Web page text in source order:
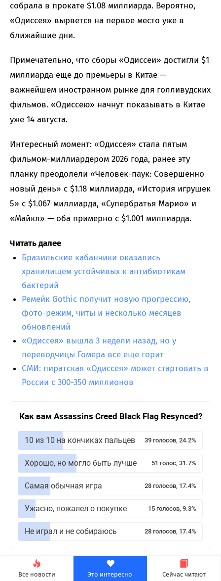
Все новости Это интересно Сейчас читают
собрала в прокате $1.08 миллиарда. Вероятно,
«Одиссея» вырвется на первое место уже в
ближайшие дни.
Примечательно, что сборы «Одиссеи» достигли $1
миллиарда еще до премьеры в Китае —
важнейшем иностранном рынке для голливудских
фильмов. «Одиссею» начнут показывать в Китае
уже 14 августа.
Интересный момент: «Одиссея» стала пятым
фильмом-миллиардером 2026 года, ранее эту
планку преодолели «Человек-паук: Совершенно
новый день» с $1.18 миллиарда, «История игрушек
5» с $1.067 миллиарда, «Супербратья Марио» и
«Майкл» — оба примерно с $1.001 миллиарда.
Читать далее
Бразильские кабанчики оказались
хранилищем устойчивых к антибиотикам
бактерий
Ремейк Gothic получит новую прогрессию,
фото-режим, читы и несколько месяцев
обновлений
«Одиссея» вышла 3 недели назад, но у
переводчицы Гомера все еще горит
СМИ: пиратская «Одиссея» может стартовать в
России с 300-350 миллионов
Как вам Assassins Creed Black Flag Resynced?
10 из 10 на кончиках пальцев 39 голосов, 24.2%
Хорошо, но могло быть лучше 51 голос, 31.7%
Самая обычная игра 28 голосов, 17.4%
Ужасно, пожалел о покупке 15 голосов, 9.3%
Не играл и не собираюсь 28 голосов, 17.4%
Одиссея